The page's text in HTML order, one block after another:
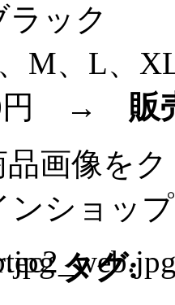
ラック
M、L、
円 → 販
画像を
ンショッ
タグ: